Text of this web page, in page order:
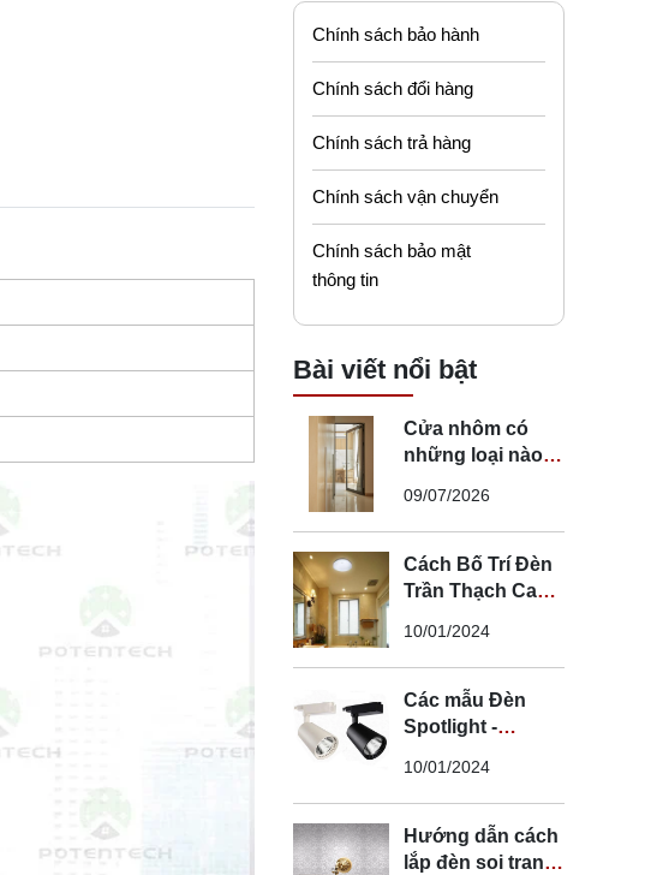
Chính sách bảo hành
Chính sách đổi hàng
Chính sách trả hàng
Chính sách vận chuyển
Chính sách bảo mật
thông tin
Bài viết nổi bật
Cửa nhôm có
những loại nào?
nhôm phù hợp
09/07/2026
Cách Bố Trí Đèn
Trần Thạch Cao
Lắp Đèn Trần
Thạch Cao
10/01/2024
Các mẫu Đèn
Spotlight -
- Spotlight rọi ray
10/01/2024
Hướng dẫn cách
lắp đèn soi tranh